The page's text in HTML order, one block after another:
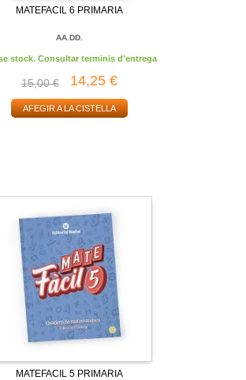
MATEFACIL 6 PRIMARIA
AA.DD.
stock. Consultar terminis d'entrega
15,00 € 14,25 €
AFEGIR A LA CISTELLA
MATEFACIL 5 PRIMARIA